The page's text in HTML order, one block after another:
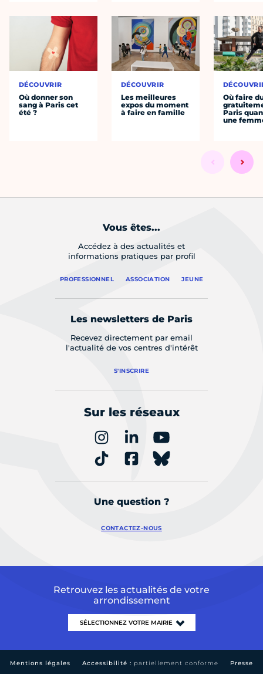
DÉCOUVRIR
Où donner son
sang à Paris cet
été ?
DÉCOUVRIR
Les meilleures
expos du moment
à faire en famille
Où faire
Paris
une
Vous êtes...
Accédez à des actualités et
informations pratiques par profil
PROFESSIONNEL ASSOCIATION JEUNE
Les newsletters de Paris
Recevez directement par email
l'actualité de vos centres d'intérêt
S'INSCRIRE
Sur les réseaux
Une question ?
CONTACTEZ-NOUS
Retrouvez les actualités de votre
arrondissement
Mentions légales Accessibilité : partiellement conforme Presse